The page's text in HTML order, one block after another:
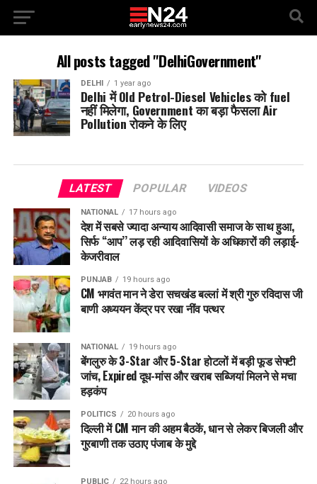
All posts tagged "DelhiGovernment"
DELHI 1 year ago
Delhi में Old Petrol-Diesel Vehicles को fuel
नहीं मिलेगा, Government का बड़ा फैसला Air
Pollution रोकने के लिए
LATEST POPULAR VIDEOS
NATIONAL 17 hours ago
देश में सबसे ज्यादा अन्याय आदिवासी समाज के साथ हुआ,
सिर्फ ‘‘आप’’ लड़ रही आदिवासियों के अधिकारों की लड़ाई-
केजरीवाल
PUNJAB 19 hours ago
CM भगवंत मान ने डेरा सचखंड बल्लां में श्री गुरु रविदास जी
बाणी अध्ययन केंद्र पर रखा नींव पत्थर
NATIONAL 19 hours ago
बेंगलुरु के 3-Star और 5-Star होटलों में बड़ी फूड सेफ्टी
जांच, Expired दूध-मांस और खराब सब्जियां मिलने से मचा
हड़कंप
POLITICS 20 hours ago
दिल्ली में CM मान की अहम बैठकें, धान से लेकर बिजली और
गुरबाणी तक उठाए पंजाब के मुद्दे
PUBLIC 22 hours ago